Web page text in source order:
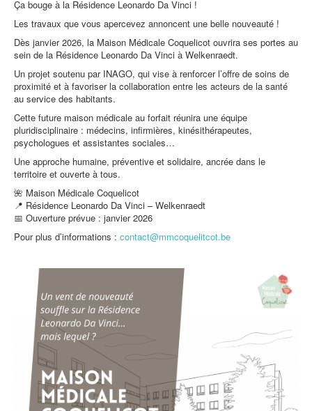
Ça bouge à la Résidence Leonardo Da Vinci !
Les travaux que vous apercevez annoncent une belle nouveauté !
Dès janvier 2026, la Maison Médicale Coquelicot ouvrira ses portes au
sein de la Résidence Leonardo Da Vinci à Welkenraedt.
Un projet soutenu par INAGO, qui vise à renforcer l’offre de soins de
proximité et à favoriser la collaboration entre les acteurs de la santé
au service des habitants.
Cette future maison médicale au forfait réunira une équipe
pluridisciplinaire : médecins, infirmières, kinésithérapeutes,
psychologues et assistantes sociales…
Une approche humaine, préventive et solidaire, ancrée dans le
territoire et ouverte à tous.
🌺 Maison Médicale Coquelicot
📍 Résidence Leonardo Da Vinci – Welkenraedt
📅 Ouverture prévue : janvier 2026
Pour plus d’informations : contact@mmcoquelitcot.be